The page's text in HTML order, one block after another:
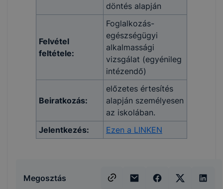
döntés alapján
Felvétel
feltétele:
Foglalkozás-
egészségügyi
alkalmassági
vizsgálat (egyénileg
intézendő)
Beiratkozás:
előzetes értesítés
alapján személyesen
az iskolában.
Jelentkezés:
Ezen a LINKEN
Megosztás